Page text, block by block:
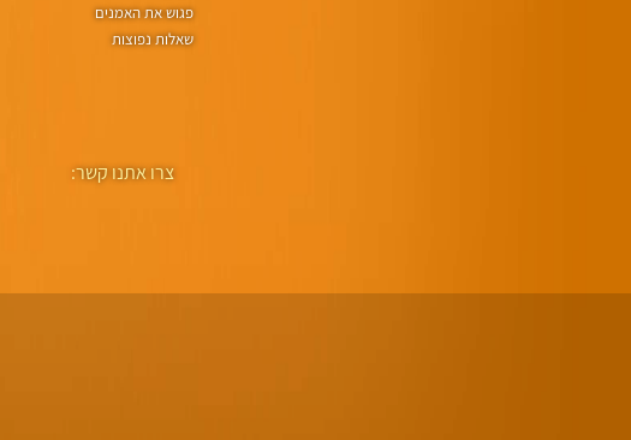
פגוש את האמנים
שאלות נפוצות
צרו אתנו קשר: